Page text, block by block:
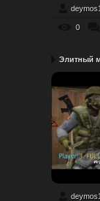
0
Элитный